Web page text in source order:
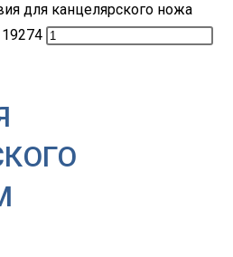
для канцелярского ножа